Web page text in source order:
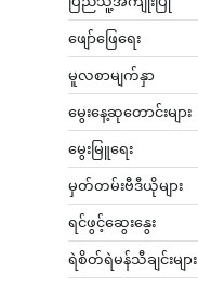
ဖျော်ဖြေရေး
မူလစာမျက်နှာ
မွေးနေ့ဆုတောင်းများ
မွေးမြူရေး
မှတ်တမ်းဗီဒီယိုများ
ရင်ဖွင့်ဆွေးနွေး
ရဲစိတ်ရဲမန်သီချင်းများ